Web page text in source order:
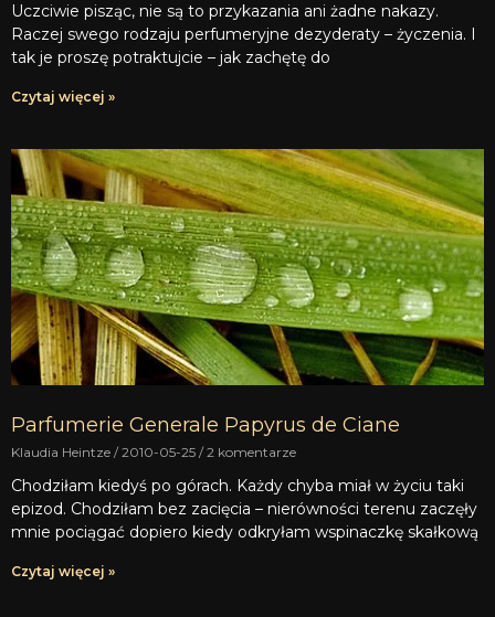
Uczciwie pisząc, nie są to przykazania ani żadne nakazy.
Raczej swego rodzaju perfumeryjne dezyderaty – życzenia. I
tak je proszę potraktujcie – jak zachętę do
Czytaj więcej »
Parfumerie Generale Papyrus de Ciane
Klaudia Heintze 2010-05-25 2 komentarze
Chodziłam kiedyś po górach. Każdy chyba miał w życiu taki
epizod. Chodziłam bez zacięcia – nierówności terenu zaczęły
mnie pociągać dopiero kiedy odkryłam wspinaczkę skałkową
Czytaj więcej »